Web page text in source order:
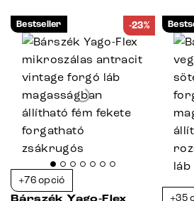
Bestseller -23%
+76 opció
+35